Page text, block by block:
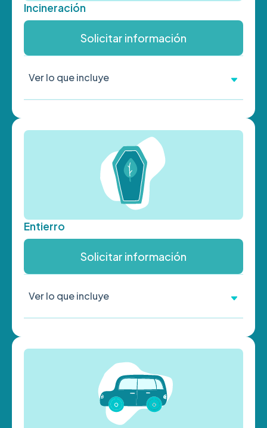
Incineración
Solicitar información
Ver lo que incluye
Entierro
Solicitar información
Ver lo que incluye